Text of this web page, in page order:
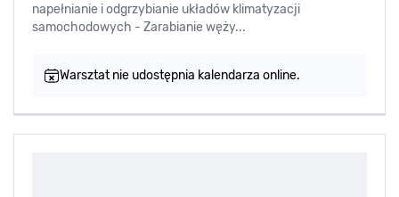
napełnianie i odgrzybianie układów klimatyzacji
samochodowych - Zarabianie węży...
Warsztat nie udostępnia kalendarza online.